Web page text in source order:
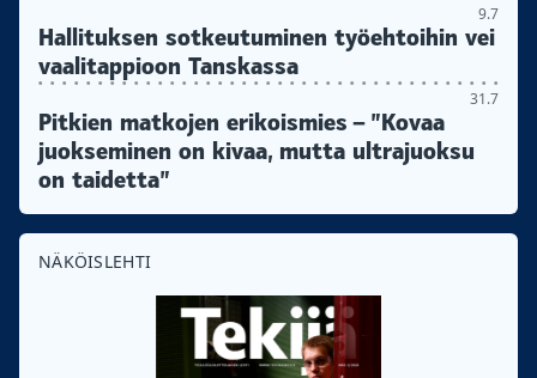
9.7
Hallituksen sotkeutuminen työehtoihin vei
vaalitappioon Tanskassa
31.7
Pitkien matkojen erikoismies – ”Kovaa
juokseminen on kivaa, mutta ultrajuoksu
on taidetta”
NÄKÖISLEHTI